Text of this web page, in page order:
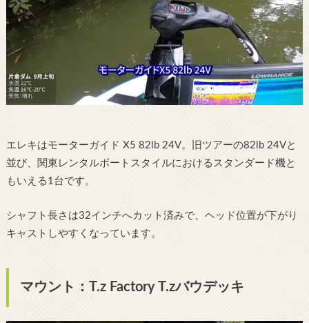
エレキはモーターガイド X5 82lb 24V。旧ツアーの82lb 24Vと
並び、関東レンタルボートスタイルにおけるスタンダード機と
もいえる1台です。
シャフト長さは32インチへカット済みで、ヘッド位置が下がり
キャストしやすくなっています。
マウント：T.z Factory T.zバウデッキ